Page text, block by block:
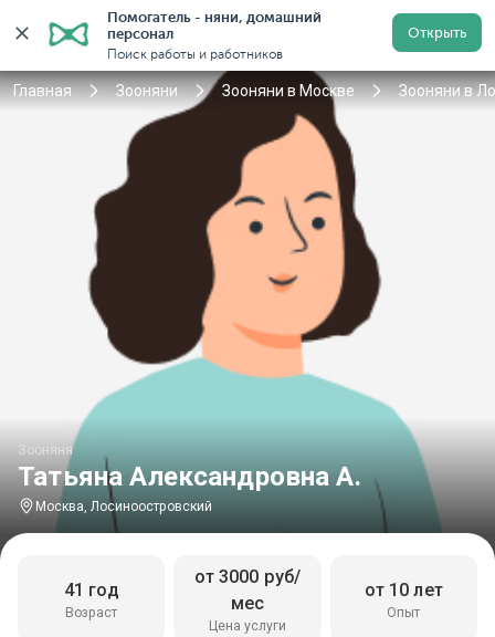
Помогатель - няни, домашний
персонал
Поиск работы и работников
Открыть
Регистрация
Главная Зооняни Зооняни в Москве Зооняни в
Татьяна Александровна А.
Зооняня
Москва, Лосиноостровский
Возраст
41 год
Цена услуги
от 3000 руб/
мес
Опыт
от 10 лет